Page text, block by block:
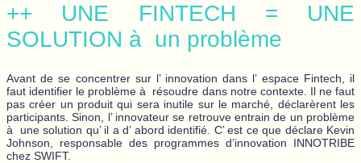
++ UNE FINTECH = UNE
SOLUTION à un problème
Avant de se concentrer sur l’ innovation dans l’ espace Fintech, il
faut identifier le problème à résoudre dans notre contexte. Il ne faut
pas créer un produit qui sera inutile sur le marché, déclarèrent les
participants. Sinon, l’ innovateur se retrouve entrain de un problème
à une solution qu’ il a d’ abord identifié. C’ est ce que déclare Kevin
Johnson, responsable des programmes d’innovation INNOTRIBE
chez SWIFT.